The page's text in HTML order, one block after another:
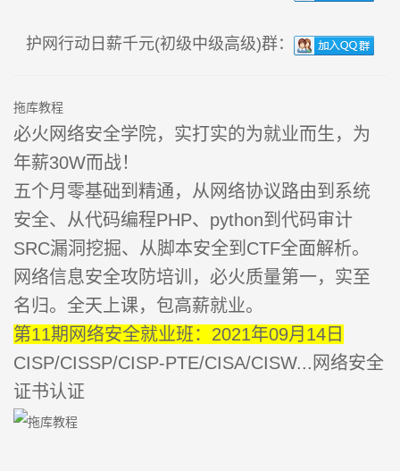
护网行动日薪千元(初级中级高级)群：
拖库教程
必火网络安全学院，实打实的为就业而生，为
年薪30W而战！
五个月零基础到精通，从网络协议路由到系统
安全、从代码编程PHP、python到代码审计
SRC漏洞挖掘、从脚本安全到CTF全面解析。
网络信息安全攻防培训，必火质量第一，实至
名归。全天上课，包高薪就业。
第11期网络安全就业班：2021年09月14日
CISP/CISSP/CISP-PTE/CISA/CISW...网络安全
证书认证